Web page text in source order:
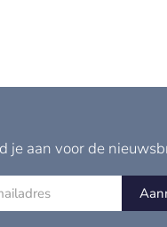
je aan voor de